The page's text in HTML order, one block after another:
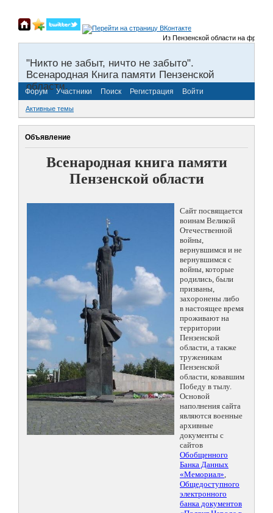
Из Пензенской области на фронты
"Никто не забыт, ничто не забыто".
Всенародная Книга памяти Пензенской
области.
Форум Участники Поиск Регистрация Войти
Активные темы
Объявление
Всенародная книга памяти
Пензенской области
Сайт посвящается
воинам Великой
Отечественной
войны,
вернувшимся и не
вернувшимся с
войны, которые
родились, были
призваны,
захоронены либо
в настоящее время
проживают на
территории
Пензенской
области, а также
труженикам
Пензенской
области, ковавшим
Победу в тылу.
Основой
наполнения сайта
являются военные
архивные
документы с
сайтов
Обобщенного
Банка Данных
«Мемориал»,
Общедоступного
электронного
банка документов